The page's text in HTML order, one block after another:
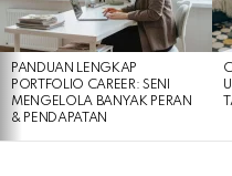
PANDUAN LENGKAP
PORTFOLIO CAREER: SENI
MENGELOLA BANYAK PERAN
& PENDAPATAN